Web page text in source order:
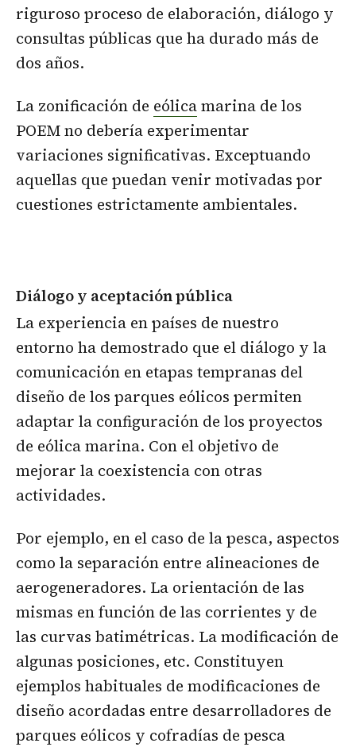
riguroso proceso de elaboración, diálogo y
consultas públicas que ha durado más de
dos años.
La zonificación de eólicamarina de los
POEM no debería experimentar
variaciones significativas. Exceptuando
aquellas que puedan venir motivadas por
cuestiones estrictamente ambientales.
Diálogo y aceptación pública
La experiencia en países de nuestro
entorno ha demostrado que el diálogo y la
comunicación en etapas tempranas del
diseño de los parques eólicos permiten
adaptar la configuración de los proyectos
de eólica marina. Con el objetivo de
mejorar la coexistencia con otras
actividades.
Por ejemplo, en el caso de la pesca, aspectos
como la separación entre alineaciones de
aerogeneradores. La orientación de las
mismas en función de las corrientes y de
las curvas batimétricas. La modificación de
algunas posiciones, etc. Constituyen
ejemplos habituales de modificaciones de
diseño acordadas entre desarrolladores de
parques eólicos y cofradías de pesca